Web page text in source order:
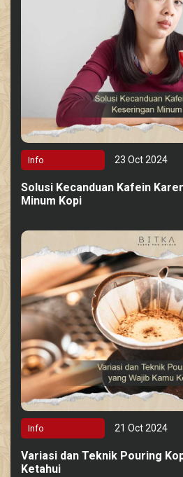
Info 23 Oct 2024
Solusi Kecanduan Kafein
Minum Kopi
Info 21 Oct 2024
Variasi dan Teknik Pouring
Ketahui